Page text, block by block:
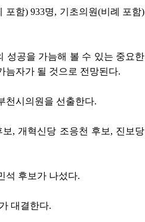
포함) 933명, 기초의원(비례 포함)
성공을 가늠해 볼 수 있는 중요한
늠자가 될 것으로 전망된다.
천시의원을 선출한다.
, 개혁신당 조응천 후보, 진보당
석 후보가 나섰다.
대결한다.